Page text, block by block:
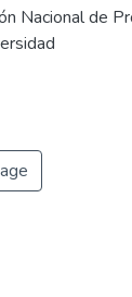
Nacional de